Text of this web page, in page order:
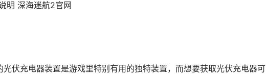
明 深海迷航2官网
光伏充电器装置是游戏里特别有用的独特装置，而想要获取光伏充电器可